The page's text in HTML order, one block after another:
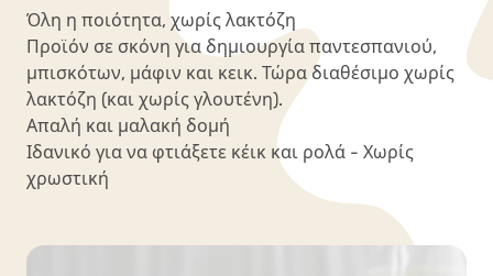
Όλη η ποιότητα, χωρίς λακτόζη
Προϊόν σε σκόνη για δημιουργία παντεσπανιού,
μπισκότων, μάφιν και κεικ. Τώρα διαθέσιμο χωρίς
λακτόζη (και χωρίς γλουτένη).
Απαλή και μαλακή δομή
Ιδανικό για να φτιάξετε κέικ και ρολά - Χωρίς
χρωστική